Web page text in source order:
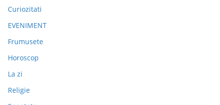
Curiozitati
EVENIMENT
Frumusete
Horoscop
La zi
Religie